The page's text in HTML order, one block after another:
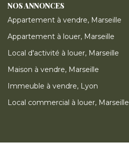
NOS ANNONCES
Appartement à vendre, Marseille
Appartement à louer, Marseille
Local d'activité à louer, Marseille
Maison à vendre, Marseille
Immeuble à vendre, Lyon
Local commercial à louer, Marseille